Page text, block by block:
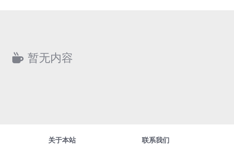
暂无内容
关于本站
联系我们